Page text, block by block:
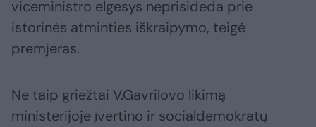
viceministro elgesys neprisideda prie
istorinės atminties iškraipymo, teigė
premjeras.
Ne taip griežtai V.Gavrilovo likimą
ministerijoje įvertino ir socialdemokratų